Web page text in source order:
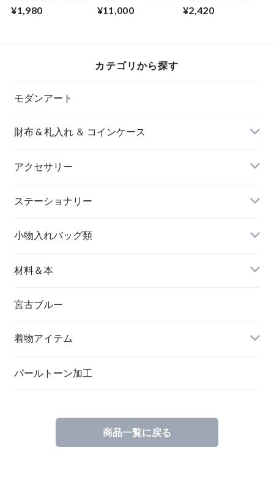
¥1,980 ¥11,000
S
¥2,420
カテゴリから探す
モダンアート
財布 & 札入れ ＆ コインケース
長財布
アクセサリー
イヤリング＆ピアス
バングル＆ブレスレット
ペンダント
ブローチ
ステーショナリー
名刺入れ
メッセージカード
一筆箋
小物入れバッグ類
バッグ
材料＆本
ハンドメイドキット
宮古ブルー
着物アイテム
パールトーン加工
商品一覧に戻る